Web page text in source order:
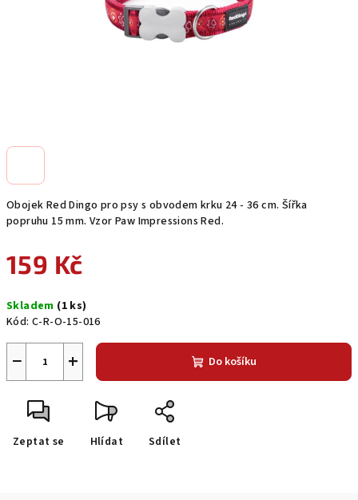
Obojek Red Dingo pro psy s obvodem krku 24 - 36 cm. Šířka
popruhu 15 mm. Vzor Paw Impressions Red.
159 Kč
cena:
Skladem (1 ks)
Kód: C-R-O-15-016
+
− Do košíku
Zeptat se Hlídat Sdílet